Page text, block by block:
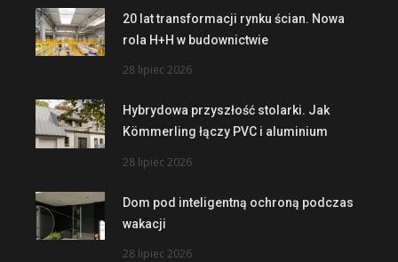
20 lat transformacji rynku ścian. Nowa
rola H+H w budownictwie
28 lipiec 2026
Hybrydowa przyszłość stolarki. Jak
Kömmerling łączy PVC i aluminium
28 lipiec 2026
Dom pod inteligentną ochroną podczas
wakacji
28 lipiec 2026